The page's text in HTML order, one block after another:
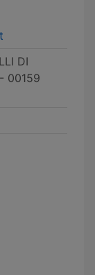
DI
00159